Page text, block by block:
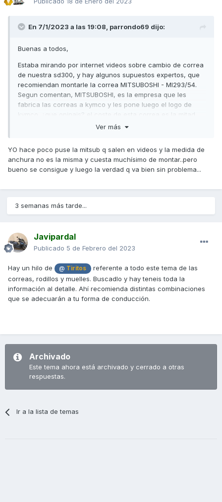
En 7/1/2023 a las 19:08, parrondo69 dijo:
Buenas a todos,
Estaba mirando por internet videos sobre cambio de correa
de nuestra sd300, y hay algunos supuestos expertos, que
recomiendan montarle la correa MITSUBOSHI - MI293/54.
Segun comentan, MITSUBOSHI, es la empresa que les
fabrica las correas a kymco y les pone luego el logo de
kymco. ¿que opinais? el coste de esta correa es la mitad
que la de kymco que hasta ahora yo le he montado siempre
Ver más
YO hace poco puse la mitsub q salen en videos y la medida de
anchura no es la misma y cuesta muchísimo de montar..pero
bueno se consigue y luego la verdad q va bien sin problema...
3 semanas más tarde...
Javipardal
Publicado 5 de Febrero del 2023
Hay un hilo de @ Tiritos
referente a todo este tema de las
correas, rodillos y muelles. Buscadlo y hay teneis toda la
información al detalle. Ahí recomienda distintas combinaciones
que se adecuarán a tu forma de conducción.
Archivado
Este tema ahora está archivado y cerrado a otras
respuestas.
Ir a la lista de temas